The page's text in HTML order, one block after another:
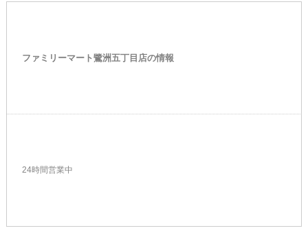
ファミリーマート鷺洲五丁目店の情報
24時間営業中